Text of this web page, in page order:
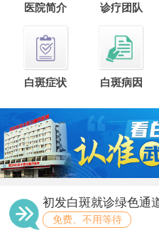
医院简介 诊疗团队
白斑症状 白斑病因
初发白斑就诊绿色通
免费、不用等待